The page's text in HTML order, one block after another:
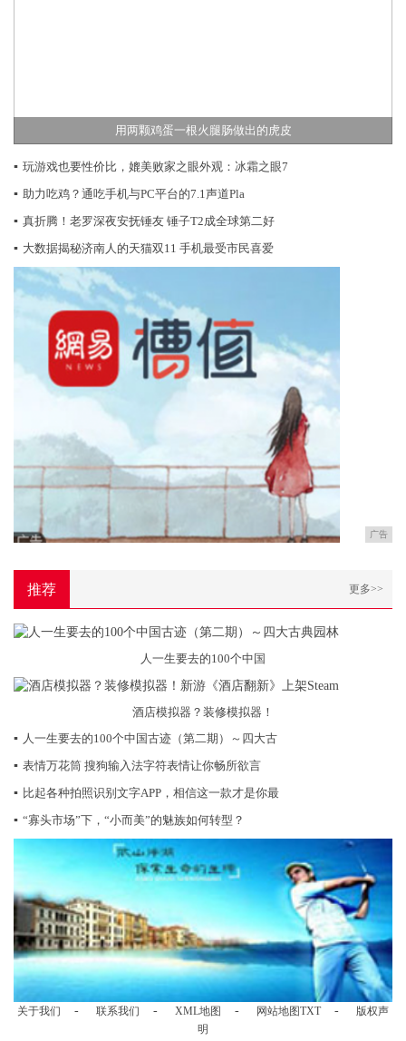
用两颗鸡蛋一根火腿肠做出的虎皮
▪ 玩游戏也要性价比，媲美败家之眼外观：冰霜之眼7
▪ 助力吃鸡？通吃手机与PC平台的7.1声道Pla
▪ 真折腾！老罗深夜安抚锤友 锤子T2成全球第二好
▪ 大数据揭秘济南人的天猫双11 手机最受市民喜爱
广告
推荐 更多>>
人一生要去的100个中国
酒店模拟器？装修模拟器！
▪ 人一生要去的100个中国古迹（第二期）～四大古
▪ 表情万花筒 搜狗输入法字符表情让你畅所欲言
▪ 比起各种拍照识别文字APP，相信这一款才是你最
▪ “寡头市场”下，“小而美”的魅族如何转型？
关于我们 - 联系我们 - XML地图 - 网站地图TXT -
版权声
明